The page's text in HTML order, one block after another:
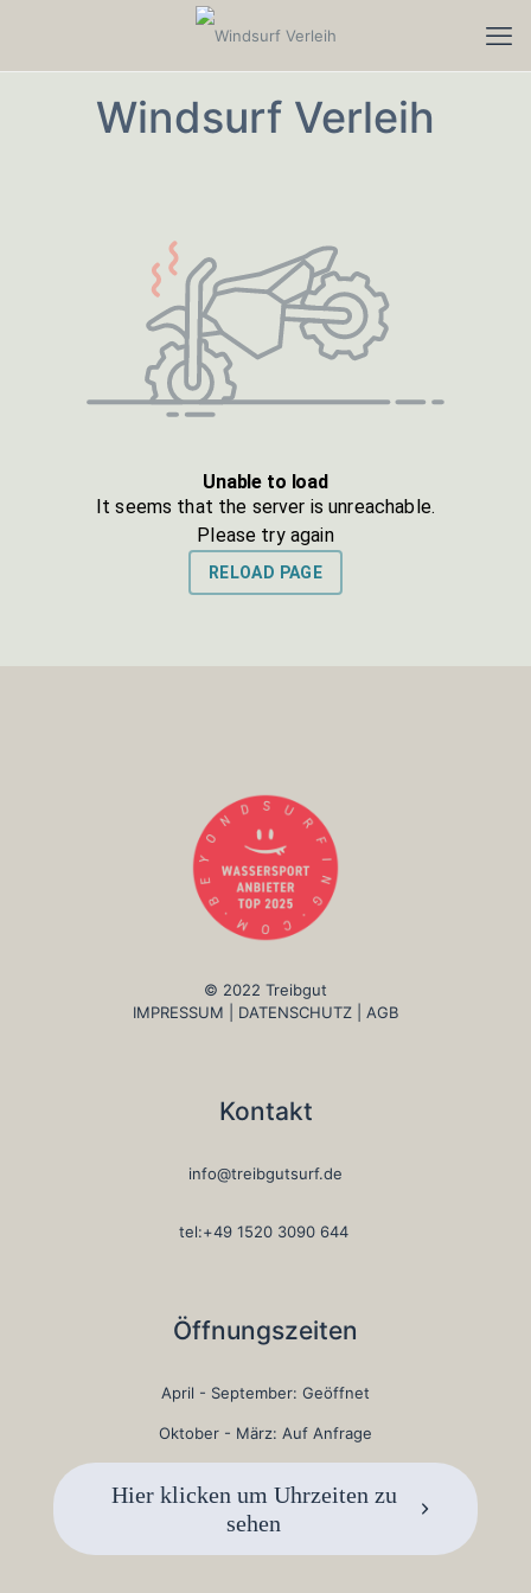
Windsurf Verleih
© 2022 Treibgut
IMPRESSUM
DATENSCHUTZ AGB
Kontakt
info@treibgutsurf.de
tel:+49 1520 3090 644
Öffnungszeiten
April - September: Geöffnet
Oktober - März: Auf Anfrage
Hier klicken um Uhrzeiten zu
sehen